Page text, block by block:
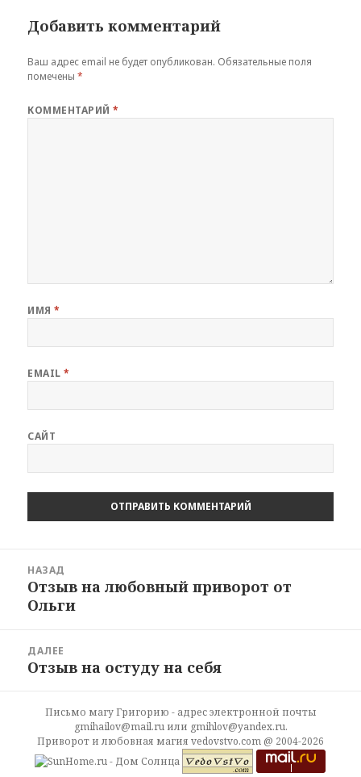
Добавить комментарий
Ваш адрес email не будет опубликован. Обязательные поля
помечены*
КОММЕНТАРИЙ*
ИМЯ*
EMAIL*
САЙТ
записям
НАЗАД
Предыдущая
запись:
Отзыв на любовный приворот от
Ольги
ДАЛЕЕ
Следующая
Отзыв на остуду на себя
Письмо магу Григорию - адрес электронной почты
gmihailov@mail.ru или gmihlov@yandex.ru.
Приворот и любовная магия vedovstvo.com @ 2004-2026